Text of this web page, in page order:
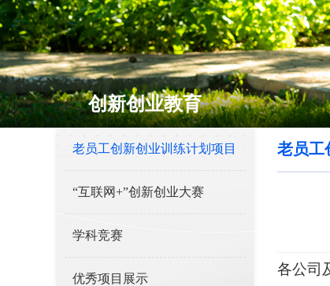
创新创业教育
老员工创新创业训练计划项目
“互联网+”创新创业大赛
学科竞赛
优秀项目展示
老员工
各公司